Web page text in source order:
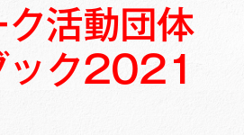
メ
ニ
サ
ワーク
ク活動団体
ック2021